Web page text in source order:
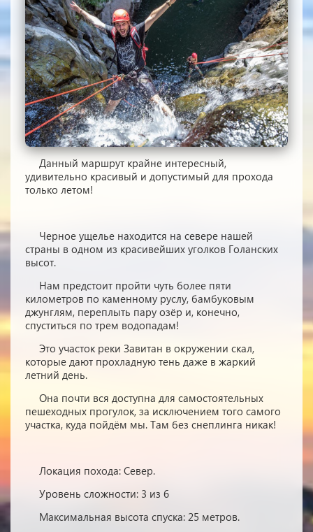
Данный маршрут крайне интересный,
удивительно красивый и допустимый для прохода
только летом!
Черное ущелье находится на севере нашей
страны в одном из красивейших уголков Голанских
высот.
Нам предстоит пройти чуть более пяти
километров по каменному руслу, бамбуковым
джунглям, переплыть пару озёр и, конечно,
спуститься по трем водопадам!
Это участок реки Завитан в окружении скал,
которые дают прохладную тень даже в жаркий
летний день.
Она почти вся доступна для самостоятельных
пешеходных прогулок, за исключением того самого
участка, куда пойдём мы. Там без снеплинга никак!
Локация похода: Север.
Уровень сложности: 3 из 6
Максимальная высота спуска: 25 метров.